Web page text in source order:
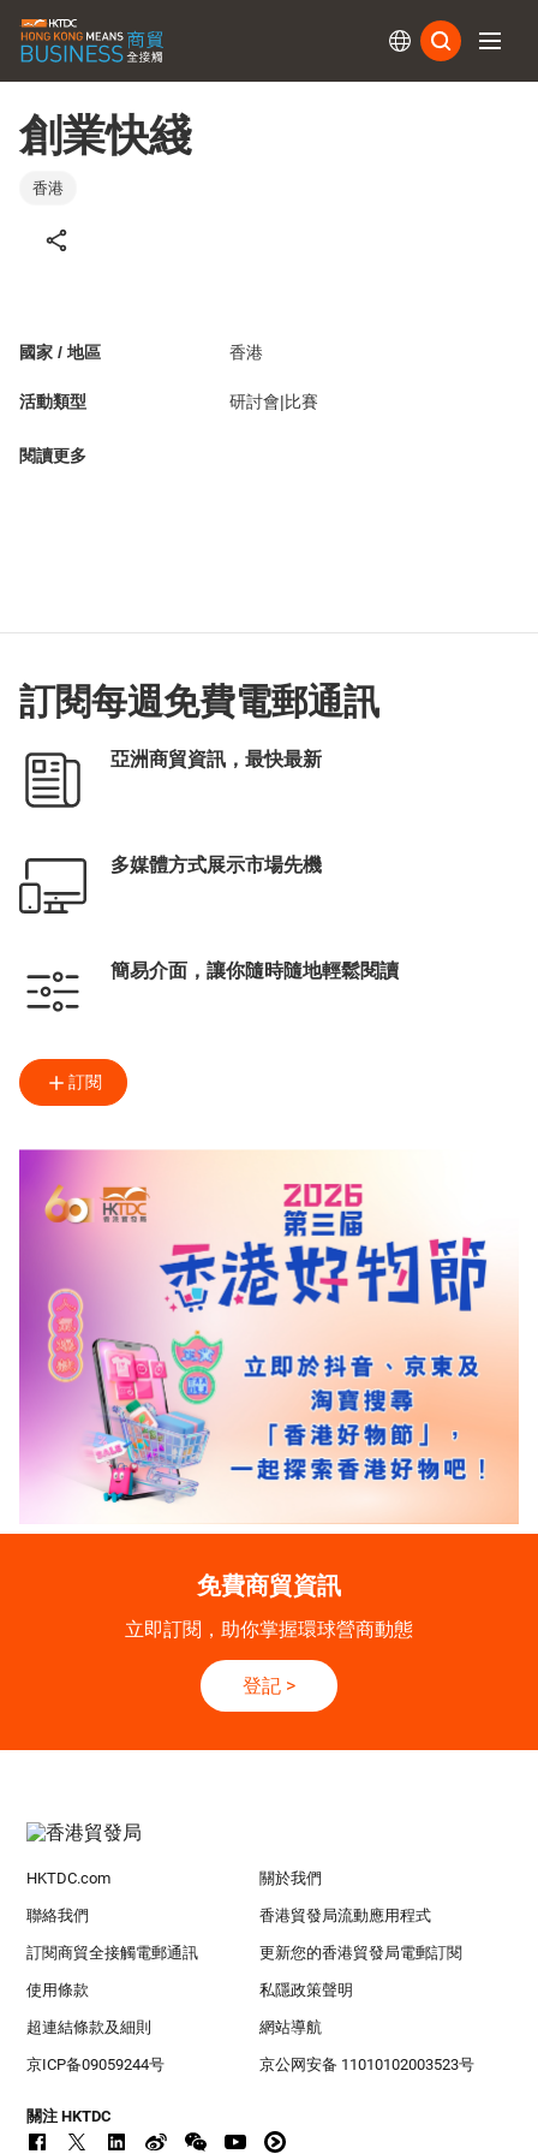
創業快綫
香港
國家 / 地區 香港
活動類型 研討會|比賽
閱讀更多
訂閱每週免費電郵通訊
亞洲商貿資訊，最快最新
多媒體方式展示市場先機
簡易介面，讓你隨時隨地輕鬆閱讀
訂閱
免費商貿資訊
立即訂閱，助你掌握環球營商動態
登記 >
HKTDC.com 關於我們
聯絡我們 香港貿發局流動應用程式
訂閱商貿全接觸電郵通訊 更新您的香港貿發局電郵訂閱
使用條款 私隱政策聲明
超連結條款及細則 網站導航
京ICP备09059244号 京公网安备 11010102003523号
關注 HKTDC